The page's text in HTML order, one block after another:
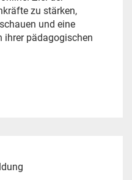
zu stärken,
und eine
ihrer pädagogischen